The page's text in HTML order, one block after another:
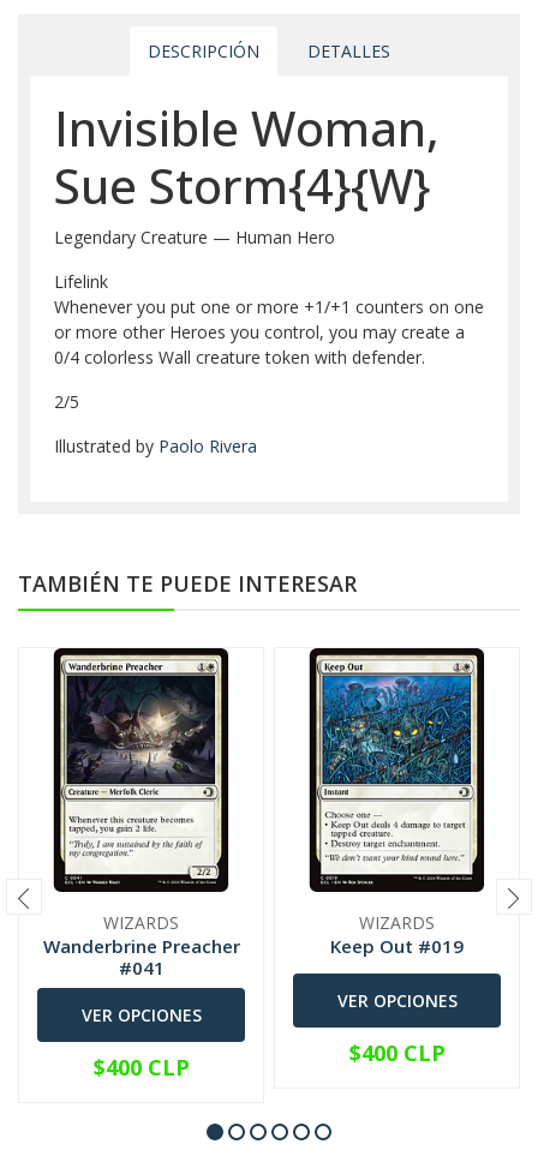
DESCRIPCIÓN DETALLES
Invisible Woman,
Sue Storm{4}{W}
Legendary Creature — Human Hero
Lifelink
Whenever you put one or more +1/+1 counters on one
or more other Heroes you control, you may create a
0/4 colorless Wall creature token with defender.
2/5
Illustrated by Paolo Rivera
TAMBIÉN TE PUEDE INTERESAR
WIZARDS
Wanderbrine Preacher
#041
VER OPCIONES
$400 CLP
WIZARDS
Keep Out #019
VER OPCIONES
$400 CLP